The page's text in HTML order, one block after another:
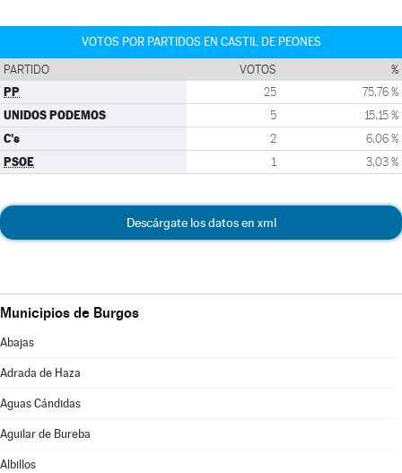
VOTOS POR PARTIDOS EN CASTIL DE PEONES
PARTIDO VOTOS %
PP 25 75,76 %
UNIDOS PODEMOS 5 15,15 %
C's 2 6,06 %
PSOE 1 3,03 %
Descárgate los datos en xml
Municipios de Burgos
Abajas
Adrada de Haza
Aguas Cándidas
Aguilar de Bureba
Albillos